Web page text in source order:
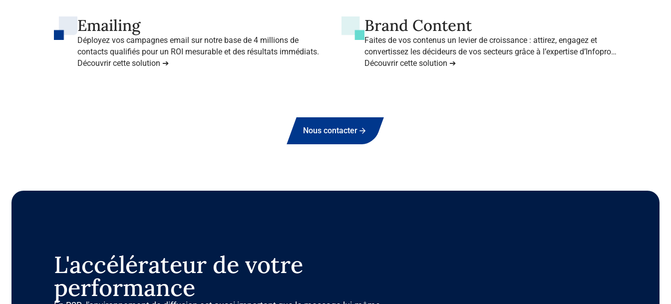
Emailing
Déployez vos campagnes email sur notre base de 4 millions de
contacts qualifiés pour un ROI mesurable et des résultats immédiats.
Découvrir cette solution ➔
Brand Content
Faites de vos contenus un levier de croissance : attirez, engagez et
convertissez les décideurs de vos secteurs grâce à l’expertise d’Infopro
Digital Stories.
Découvrir cette solution ➔
Nous contacter
L'accélérateur de votre
performance